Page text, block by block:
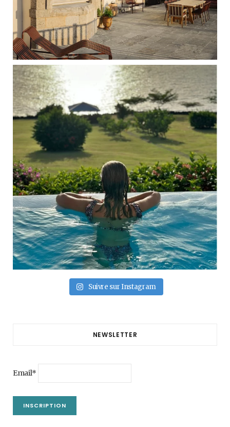
Suivre sur Instagram
NEWSLETTER
Email*